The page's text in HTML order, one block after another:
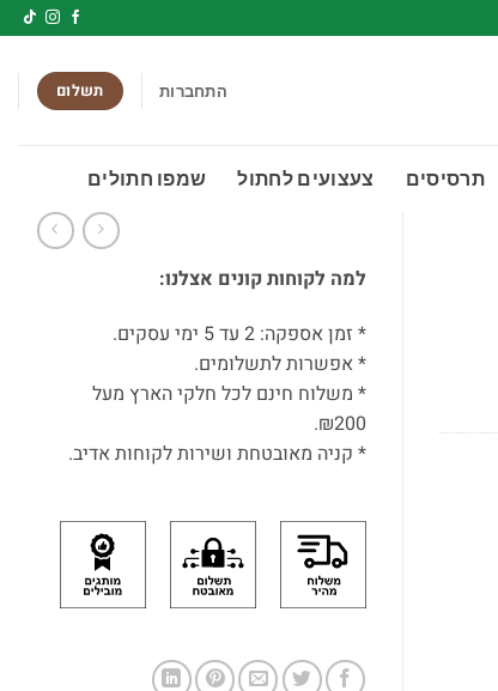
התחברות תשלום
תרסיסים צעצועים לחתול שמפו חתולים
למה לקוחות קונים אצלנו:
* זמן אספקה: 2 עד 5 ימי עסקים.
* אפשרות לתשלומים.
* משלוח חינם לכל חלקי הארץ מעל
₪200.
* קניה מאובטחת ושירות לקוחות אדיב.